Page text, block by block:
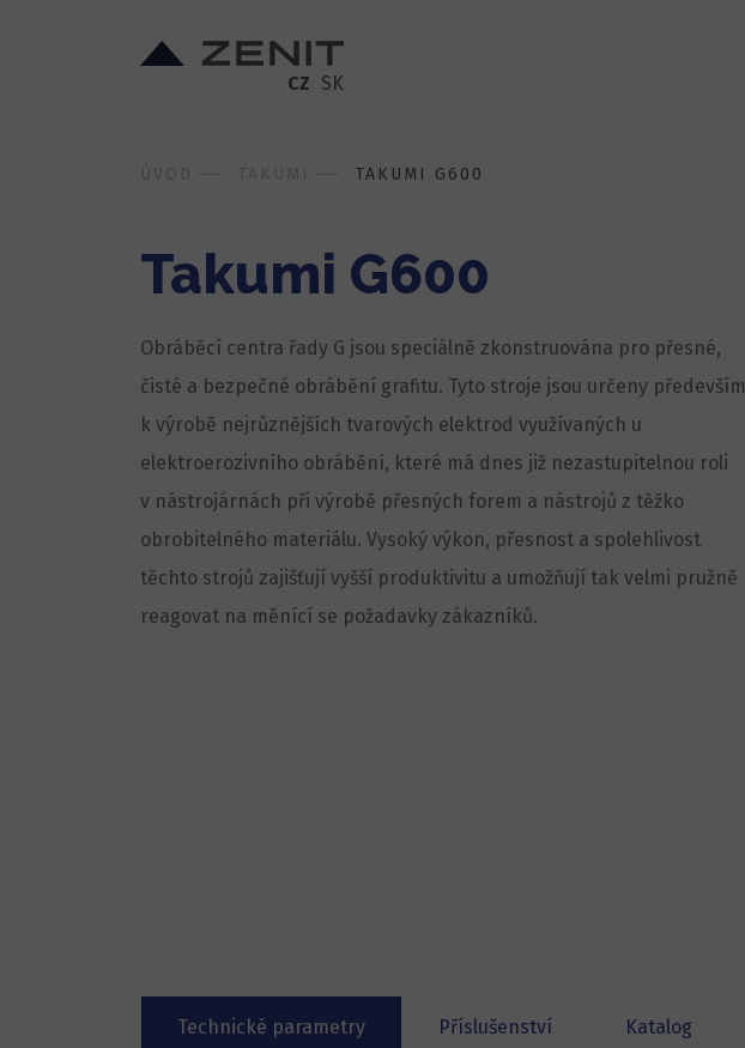
CZ SK
TAKUMI G600
Takumi G600
Obráběcí centra řady G jsou speciálně zkonstruována pro přesné,
čisté a bezpečné obrábění grafitu. Tyto stroje jsou určeny především
k výrobě nejrůznějších tvarových elektrod využívaných u
elektroerozivního obrábění, které má dnes již nezastupitelnou roli
v nástrojárnách při výrobě přesných forem a nástrojů z těžko
obrobitelného materiálu. Vysoký výkon, přesnost a spolehlivost
těchto strojů zajišťují vyšší produktivitu a umožňují tak velmi pružně
reagovat na měnící se požadavky zákazníků.
Technické parametry Příslušenství Katalog